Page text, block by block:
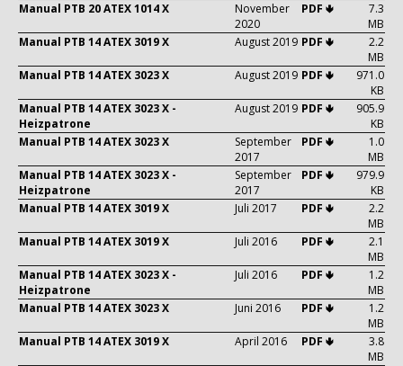
Manual PTB 20 ATEX 1014 X
November
2020
PDF 🢃
7.3
MB
Manual PTB 14 ATEX 3019 X
August 2019 PDF 🢃
2.2
MB
Manual PTB 14 ATEX 3023 X
August 2019 PDF 🢃
971.0
KB
Manual PTB 14 ATEX 3023 X -
Heizpatrone
August 2019 PDF 🢃
905.9
KB
Manual PTB 14 ATEX 3023 X
September
2017
PDF 🢃
1.0
MB
Manual PTB 14 ATEX 3023 X -
Heizpatrone
September
2017
PDF 🢃
979.9
KB
Manual PTB 14 ATEX 3019 X
Juli 2017 PDF 🢃
2.2
MB
Manual PTB 14 ATEX 3019 X
Juli 2016 PDF 🢃
2.1
MB
Manual PTB 14 ATEX 3023 X -
Heizpatrone
Juli 2016 PDF 🢃
1.2
MB
Manual PTB 14 ATEX 3023 X
Juni 2016 PDF 🢃
1.2
MB
Manual PTB 14 ATEX 3019 X
April 2016 PDF 🢃
3.8
MB